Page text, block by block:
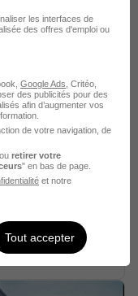
il y a 28 jours
il y a 4 jours
les interfaces de
des offres d'emploi ou
Google Ads , Critéo,
des publicités pour des
afin d’augmenter vos
de votre navigation, de
ou retirer votre
" en bas de page.
et notre
Tout accepter